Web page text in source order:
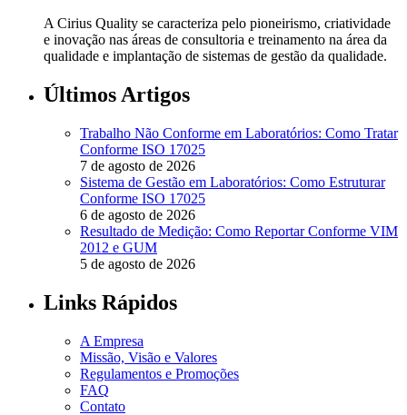
A Cirius Quality se caracteriza pelo pioneirismo, criatividade
e inovação nas áreas de consultoria e treinamento na área da
qualidade e implantação de sistemas de gestão da qualidade.
Últimos Artigos
Trabalho Não Conforme em Laboratórios: Como Tratar
Conforme ISO 17025
7 de agosto de 2026
Sistema de Gestão em Laboratórios: Como Estruturar
Conforme ISO 17025
6 de agosto de 2026
Resultado de Medição: Como Reportar Conforme VIM
2012 e GUM
5 de agosto de 2026
Links Rápidos
A Empresa
Missão, Visão e Valores
Regulamentos e Promoções
FAQ
Contato